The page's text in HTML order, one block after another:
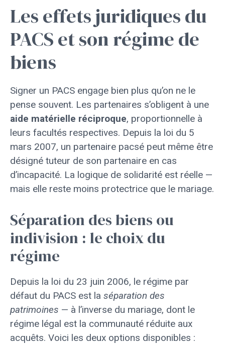
Les effets juridiques du
PACS et son régime de
biens
Signer un PACS engage bien plus qu’on ne le
pense souvent. Les partenaires s’obligent à une
aide matérielle réciproque, proportionnelle à
leurs facultés respectives. Depuis la loi du 5
mars 2007, un partenaire pacsé peut même être
désigné tuteur de son partenaire en cas
d’incapacité. La logique de solidarité est réelle —
mais elle reste moins protectrice que le mariage.
Séparation des biens ou
indivision : le choix du
régime
Depuis la loi du 23 juin 2006, le régime par
défaut du PACS est la séparation des
patrimoines — à l’inverse du mariage, dont le
régime légal est la communauté réduite aux
acquêts. Voici les deux options disponibles :